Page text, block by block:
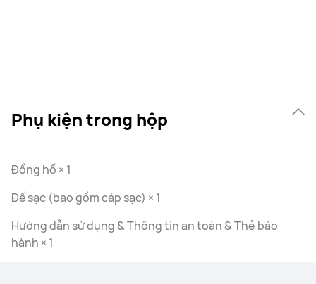
Phụ kiện trong hộp
Đồng hồ × 1
Đế sạc (bao gồm cáp sạc) × 1
Hướng dẫn sử dụng & Thông tin an toàn & Thẻ bảo
hành × 1